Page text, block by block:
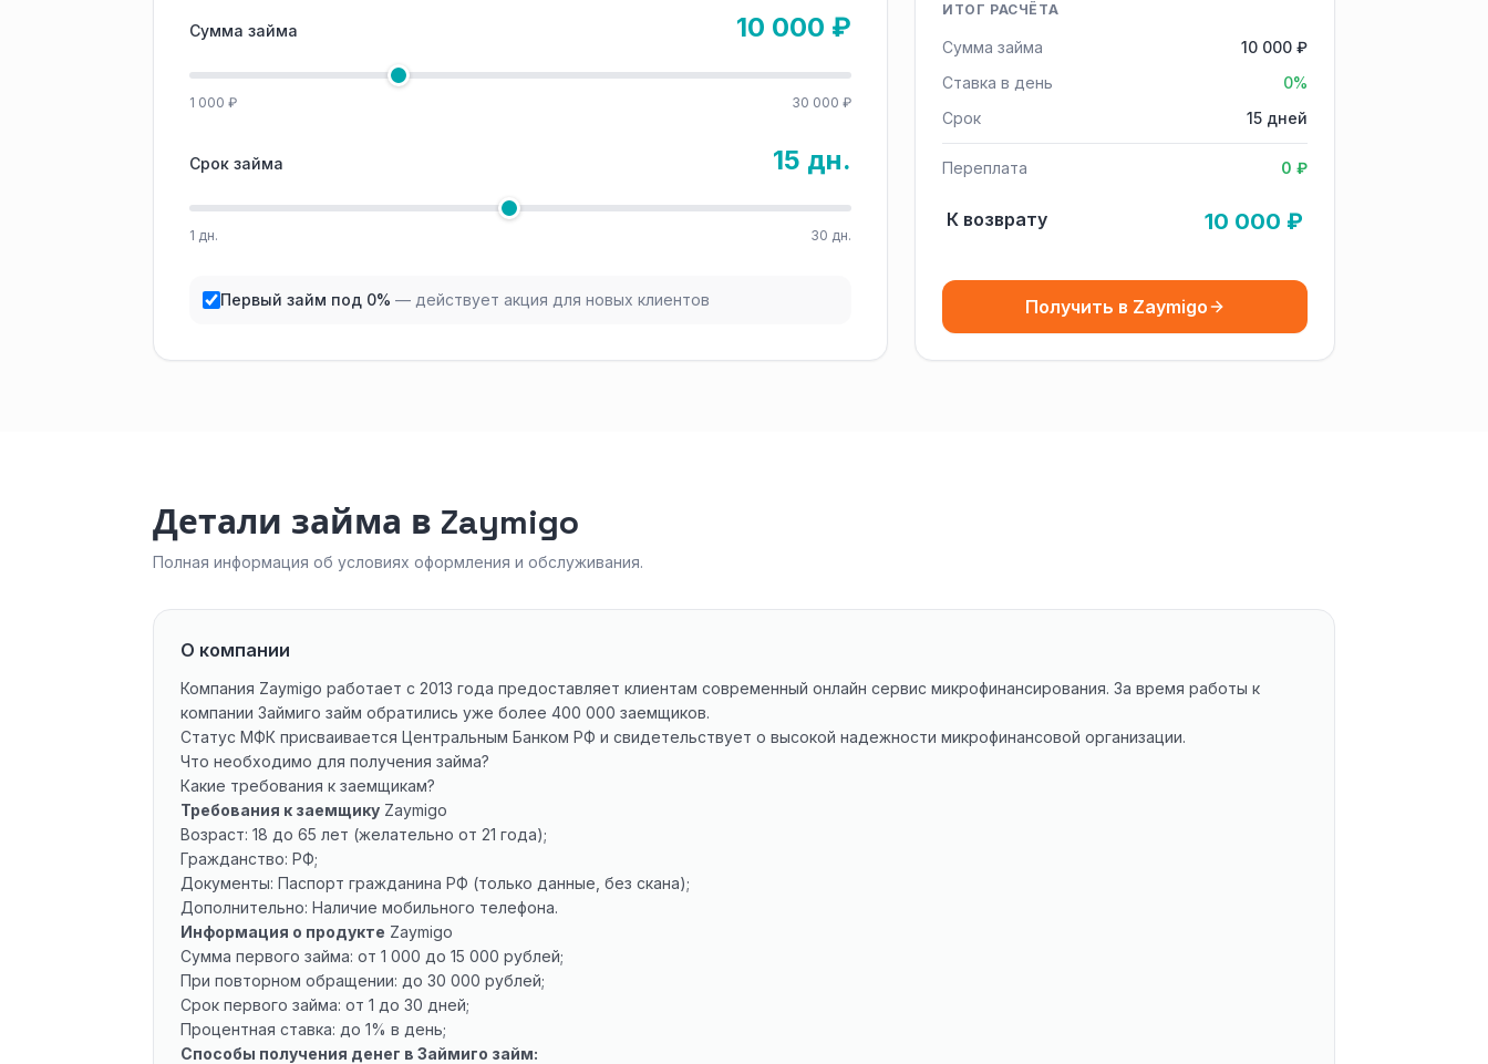
Сумма займа 10 000 ₽
1 000 ₽ 30 000 ₽
Срок займа 15 дн.
1 дн. 30 дн.
Первый займ под 0% — действует акция для новых клиентов
ИТОГ РАСЧЁТА
Сумма займа
10 000 ₽
Ставка в день
0%
Срок
15 дней
Переплата 0 ₽
К возврату 10 000 ₽
Получить в Zaymigo
Детали займа в Zaymigo
Полная информация об условиях оформления и обслуживания.
О компании
Компания Zaymigo работает с 2013 года предоставляет клиентам современный онлайн сервис микрофинансирования. За время работы к
компании Займиго займ обратились уже более 400 000 заемщиков.
Статус МФК присваивается Центральным Банком РФ и свидетельствует о высокой надежности микрофинансовой организации.
Что необходимо для получения займа?
Какие требования к заемщикам?
Требования к заемщику Zaymigo
Возраст: 18 до 65 лет (желательно от 21 года);
Гражданство: РФ;
Документы: Паспорт гражданина РФ (только данные, без скана);
Дополнительно: Наличие мобильного телефона.
Информация о продукте Zaymigo
Сумма первого займа: от 1 000 до 15 000 рублей;
При повторном обращении: до 30 000 рублей;
Срок первого займа: от 1 до 30 дней;
Процентная ставка: до 1% в день;
Способы получения денег в Займиго займ: